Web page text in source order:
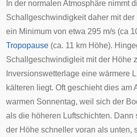
In der normalen Atmosphäre nimmt
Schallgeschwindigkeit daher mit
ein Minimum von etwa 295 m/s (ca
Tropopause (ca. 11 km Höhe).
Schallgeschwindigleit mit der Höhe
Inversionswetterlage eine wärmere
kälteren liegt. Oft geschieht dies am
warmen Sonnentag, weil sich der
als die höheren Luftschichten. Dann
der Höhe schneller voran als unten,